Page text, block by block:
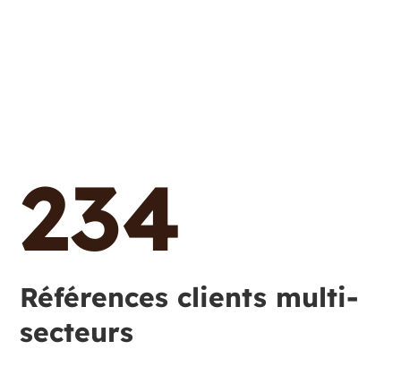
234
Références clients multi-
secteurs